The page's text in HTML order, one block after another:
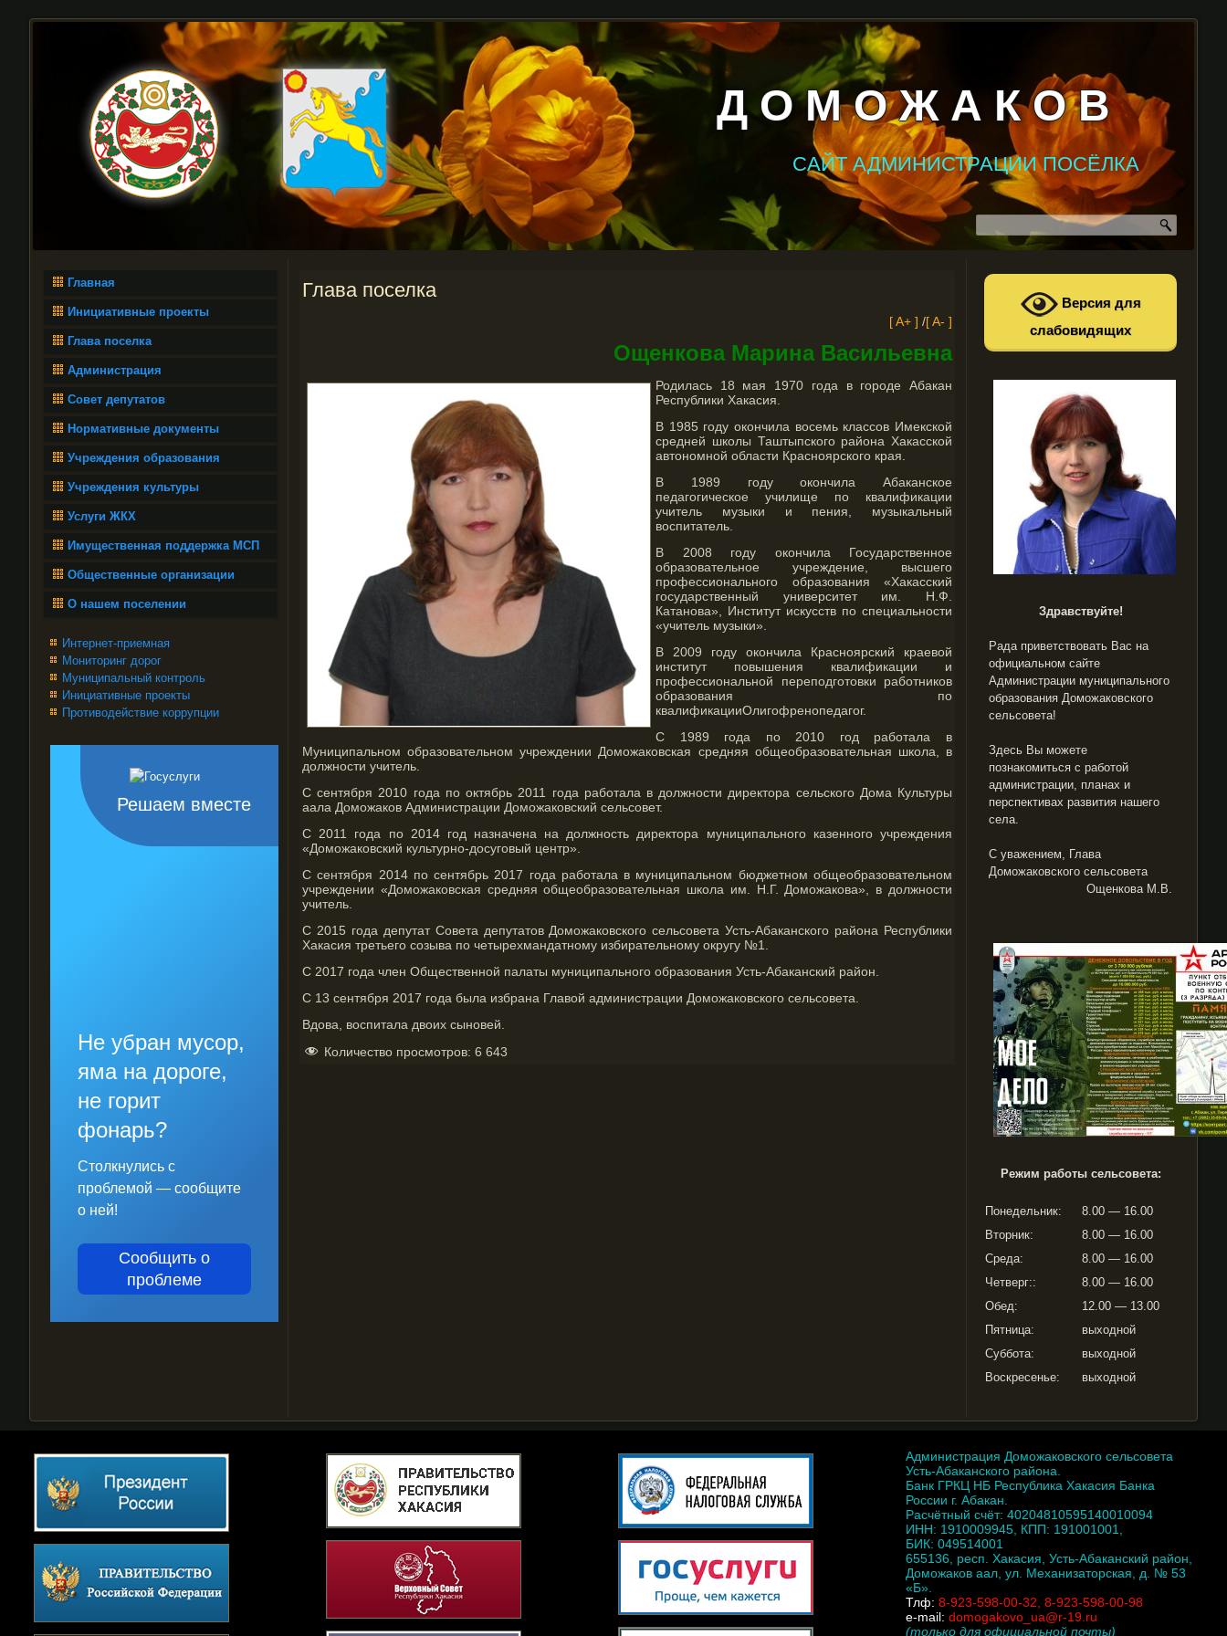
Д О М О Ж А К О В
САЙТ АДМИНИСТРАЦИИ ПОСЁЛКА
Главная
Инициативные проекты
Глава поселка
Администрация
Совет депутатов
Нормативные документы
Учреждения образования
Учреждения культуры
Услуги ЖКХ
Имущественная поддержка МСП
Общественные организации
О нашем поселении
Интернет-приемная
Мониторинг дорог
Муниципальный контроль
Инициативные проекты
Противодействие коррупции
Решаем вместе
Не убран мусор,
яма на дороге,
не горит
фонарь?
Столкнулись с
проблемой — сообщите
о ней!
Сообщить о
проблеме
Глава поселка
[ A+ ] /[ A- ]
Ощенкова Марина Васильевна
Родилась 18 мая 1970 года в городе Абакан
Республики Хакасия.
В 1985 году окончила восемь классов Имекской
средней школы Таштыпского района Хакасской
автономной области Красноярского края.
В 1989 году окончила Абаканское
педагогическое училище по квалификации
учитель музыки и пения, музыкальный
воспитатель.
В 2008 году окончила Государственное
образовательное учреждение, высшего
профессионального образования «Хакасский
государственный университет им. Н.Ф.
Катанова», Институт искусств по специальности
«учитель музыки».
В 2009 году окончила Красноярский краевой
институт повышения квалификации и
профессиональной переподготовки работников
образования по
квалификацииОлигофренопедагог.
С 1989 года по 2010 год работала в
Муниципальном образовательном учреждении Доможаковская средняя общеобразовательная школа, в
должности учитель.
С сентября 2010 года по октябрь 2011 года работала в должности директора сельского Дома Культуры
аала Доможаков Администрации Доможаковский сельсовет.
С 2011 года по 2014 год назначена на должность директора муниципального казенного учреждения
«Доможаковский культурно-досуговый центр».
С сентября 2014 по сентябрь 2017 года работала в муниципальном бюджетном общеобразовательном
учреждении «Доможаковская средняя общеобразовательная школа им. Н.Г. Доможакова», в должности
учитель.
С 2015 года депутат Совета депутатов Доможаковского сельсовета Усть-Абаканского района Республики
Хакасия третьего созыва по четырехмандатному избирательному округу №1.
С 2017 года член Общественной палаты муниципального образования Усть-Абаканский район.
С 13 сентября 2017 года была избрана Главой администрации Доможаковского сельсовета.
Вдова, воспитала двоих сыновей.
Количество просмотров: 6 643
Версия для
слабовидящих
Здравствуйте!
Рада приветствовать Вас на
официальном сайте
Администрации муниципального
образования Доможаковского
сельсовета!
Здесь Вы можете
познакомиться с работой
администрации, планах и
перспективах развития нашего
села.
С уважением, Глава
Доможаковского сельсовета
Ощенкова М.В.
Режим работы сельсовета:
Понедельник:
8.00 — 16.00
Вторник:
8.00 — 16.00
Среда:
8.00 — 16.00
Четверг::
8.00 — 16.00
Обед:
12.00 — 13.00
Пятница:
выходной
Суббота:
выходной
Воскресенье:
выходной
Администрация Доможаковского сельсовета
Усть-Абаканского района.
Банк ГРКЦ НБ Республика Хакасия Банка
России г. Абакан.
Расчётный счёт: 40204810595140010094
ИНН: 1910009945, КПП: 191001001,
БИК: 049514001
655136, респ. Хакасия, Усть-Абаканский район,
Доможаков аал, ул. Механизаторская, д. № 53
«Б».
Тлф: 8-923-598-00-32, 8-923-598-00-98
e-mail: domogakovo_ua@r-19.ru
(только для официальной почты)